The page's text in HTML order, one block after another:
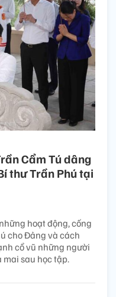
Cẩm Tú dâng
thư Trần Phú tại
hoạt động, cống
cho Đảng và cách
cổ vũ những người
mai sau học tập.